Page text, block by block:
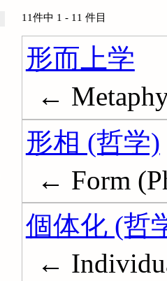
11件中 1 - 11 件目
形而上学
←
形相 (哲学)
← Form
個体化 (哲
←